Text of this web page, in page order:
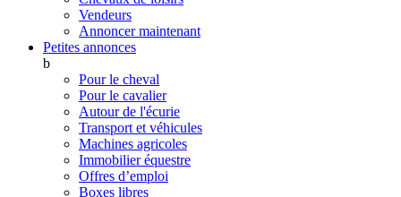
Vendeurs
Annoncer maintenant
Petites annonces
b
Pour le cheval
Pour le cavalier
Autour de l'écurie
Transport et véhicules
Machines agricoles
Immobilier équestre
Offres d’emploi
Boxes libres